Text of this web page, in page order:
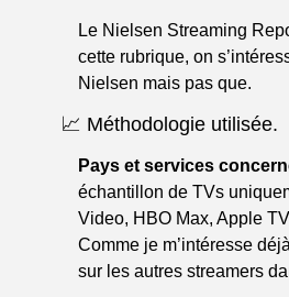
Le Nielsen Streaming
cette rubrique, on
Nielsen mais pas que.
📈 Méthodologie utilisée.
Pays et services
échantillon de TVs
Video, HBO Max, Apple
Comme je m’intéresse
sur les autres streamers